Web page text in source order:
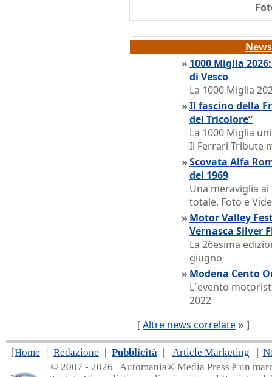
» 1000 Miglia
di Vesco
La 1000 Miglia
»Il fascino della
del Tricolore”
La 1000 Miglia
Il Ferrari Tribute
»Scovata Alfa
del 1969
Una meraviglia
totale. Foto e
» Motor Valley
Vernasca Silver
La 26esima
giugno
» Modena Cento
L´evento
2022
[Altre news correlate » ]
[Home | Redazione | Pubblicità | Article Marketing |
© 2007 - 2026 Automania® Media Press è un